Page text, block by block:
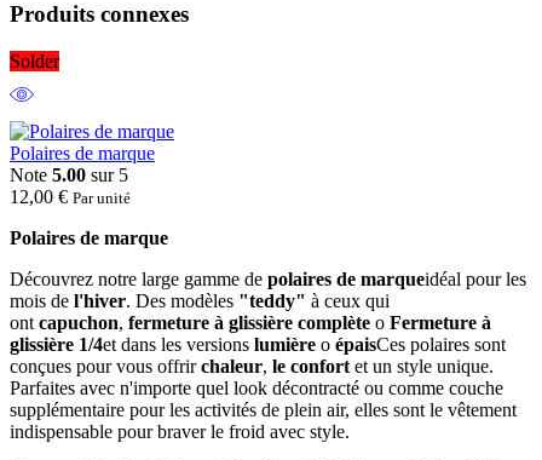
Produits connexes
Solder
Polaires de marque
Note 5.00 sur 5
12,00 € Par unité
Polaires de marque
Découvrez notre large gamme de polaires de marqueidéal pour les
mois de l'hiver. Des modèles "teddy" à ceux qui
ont capuchon, fermeture à glissière complète o Fermeture à
glissière 1/4et dans les versions lumière o épaisCes polaires sont
conçues pour vous offrirchaleur, le confort et un style unique.
Parfaites avec n'importe quel look décontracté ou comme couche
supplémentaire pour les activités de plein air, elles sont le vêtement
indispensable pour braver le froid avec style.